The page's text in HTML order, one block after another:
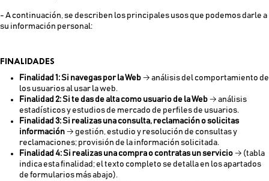
- A continuación, se describen los principales usos que podemos darle a
su información personal:
FINALIDADES
Finalidad 1: Si navegas por la Web → análisis del comportamiento de
los usuarios al usar la web.
Finalidad 2: Si te das de alta como usuario de la Web → análisis
estadísticos y estudios de mercado de perfiles de usuarios.
Finalidad 3: Si realizas una consulta, reclamación o solicitas
información → gestión, estudio y resolución de consultas y
reclamaciones; provisión de la información solicitada.
Finalidad 4: Si realizas una compra o contratas un servicio → (tabla
indica esta finalidad; el texto completo se detalla en los apartados
de formularios más abajo).